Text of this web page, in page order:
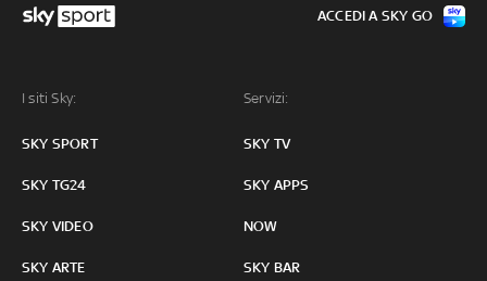
I siti Sky:
SKY SPORT
SKY TG24
SKY VIDEO
SKY ARTE
Servizi:
SKY TV
SKY APPS
NOW
SKY BAR
ACCEDI A SKY GO